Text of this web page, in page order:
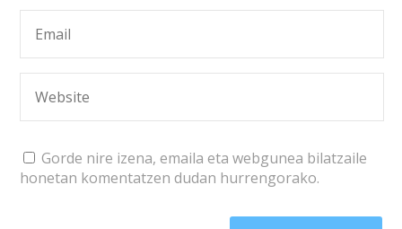
Gorde nire izena, emaila eta webgunea bilatzaile
honetan komentatzen dudan hurrengorako.